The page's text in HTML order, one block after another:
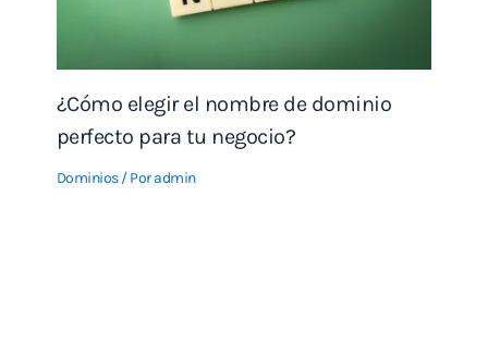
¿Cómo elegir el nombre de dominio
perfecto para tu negocio?
Dominios/ Poradmin